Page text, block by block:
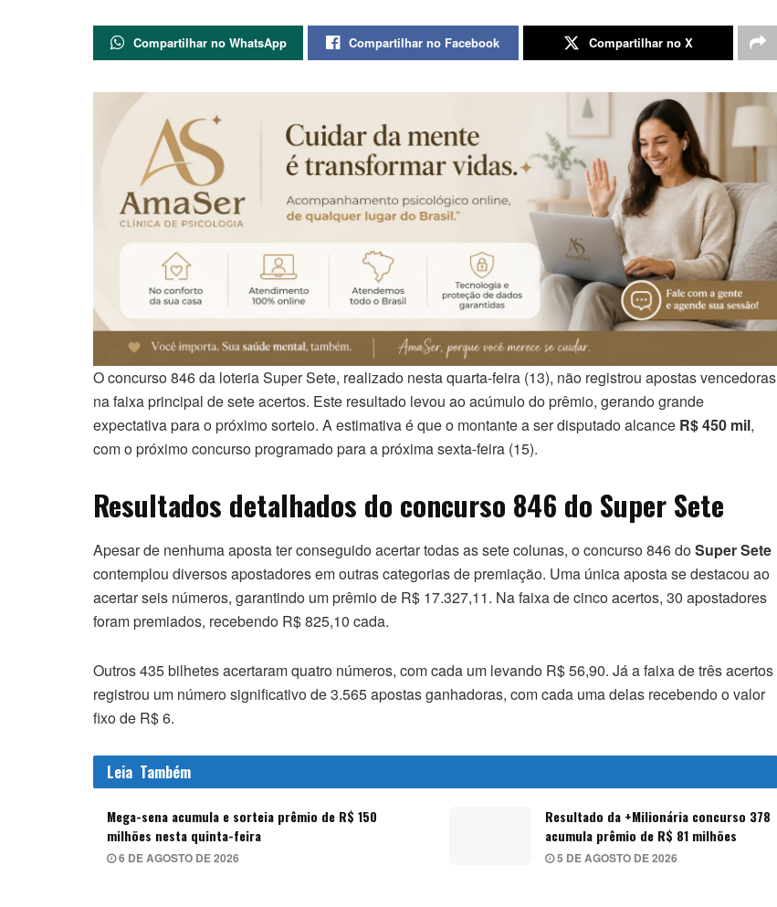
Compartilhar no WhatsApp Compartilhar no Facebook Compartilhar no X
O concurso 846 da loteria Super Sete, realizado nesta quarta-feira (13), não registrou apostas vencedoras
na faixa principal de sete acertos. Este resultado levou ao acúmulo do prêmio, gerando grande
expectativa para o próximo sorteio. A estimativa é que o montante a ser disputado alcance R$ 450 mil,
com o próximo concurso programado para a próxima sexta-feira (15).
Resultados detalhados do concurso 846 do Super Sete
Apesar de nenhuma aposta ter conseguido acertar todas as sete colunas, o concurso 846 doSuper Sete
contemplou diversos apostadores em outras categorias de premiação. Uma única aposta se destacou ao
acertar seis números, garantindo um prêmio de R$ 17.327,11. Na faixa de cinco acertos, 30 apostadores
foram premiados, recebendo R$ 825,10 cada.
Outros 435 bilhetes acertaram quatro números, com cada um levando R$ 56,90. Já a faixa de três acertos
registrou um número significativo de 3.565 apostas ganhadoras, com cada uma delas recebendo o valor
fixo de R$ 6.
Leia Também
Mega-sena acumula e sorteia prêmio de R$ 150
milhões nesta quinta-feira
6 DE AGOSTO DE 2026
Resultado da +Milionária concurso 378
acumula prêmio de R$ 81 milhões
5 DE AGOSTO DE 2026